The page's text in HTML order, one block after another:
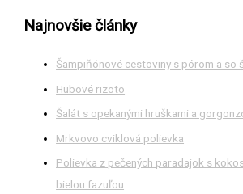
Najnovšie články
Šampiňónové cestoviny s pórom a so
Hubové rizoto
Šalát s opekanými hruškami a
Mrkvovo cviklová polievka
Polievka z pečených paradajok s
bielou fazuľou